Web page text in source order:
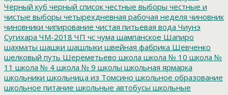
Черный куб черный список честные выборы честные и
чистые выборы четырехдневная рабочая неделя чиновник
чиновники чипирование чистая питьевая вода Чиунэ
Сугихара ЧМ-2018 ЧП чс чума шампанское Шапиро
шахматы шашки шашлыки швейная фабрика Шевченко
шелковый путь Шереметьево школа школа № 10 школа №
11 школа № 4 школа № 9 школы школьная ярмарка
школьники школьница из Томсино школьное образование
школьное питание школьные автобусы школьные